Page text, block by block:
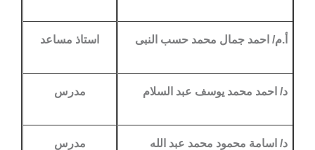
أ.م/ احمد جمال محمد حسب النبى استاذ مساعد
د/ احمد محمد يوسف عبد السلام مدرس
د/ اسامة محمود محمد عبد الله مدرس